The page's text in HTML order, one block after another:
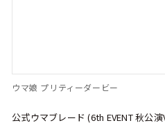
ウマ娘 プリティーダービー
公式ウマブレード (6th EVENT 秋公演